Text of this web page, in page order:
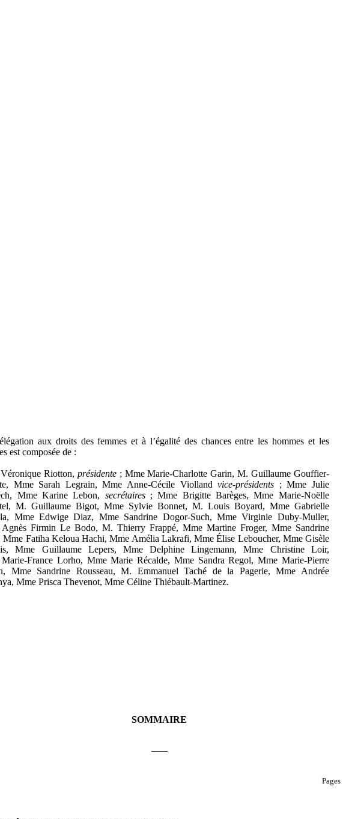
aux droits des femmes et à l’égalité des chances entre les hommes et les
est composée de :
Riotton, présidente; Mme Marie-Charlotte Garin, M. Guillaume Gouffier-
Mme Sarah Legrain, Mme Anne-Cécile Viollandvice‑présidents ; Mme Julie
Mme Karine Lebon, secrétaires; Mme Brigitte Barèges, Mme Marie-Noëlle
M. Guillaume Bigot, Mme Sylvie Bonnet, M. Louis Boyard, Mme Gabrielle
Mme Edwige Diaz, Mme Sandrine Dogor-Such, Mme Virginie Duby-Muller,
Firmin Le Bodo, M. Thierry Frappé, Mme Martine Froger, Mme Sandrine
Mme Fatiha Keloua Hachi, Mme Amélia Lakrafi, Mme Élise Leboucher, Mme Gisèle
Mme Guillaume Lepers, Mme Delphine Lingemann, Mme Christine Loir,
France Lorho, Mme Marie Récalde, Mme Sandra Regol, Mme Marie-Pierre
Mme Sandrine Rousseau, M. Emmanuel Taché de la Pagerie, Mme Andrée
Mme Prisca Thevenot, Mme Céline Thiébault-Martinez.
SOMMAIRE
Pages